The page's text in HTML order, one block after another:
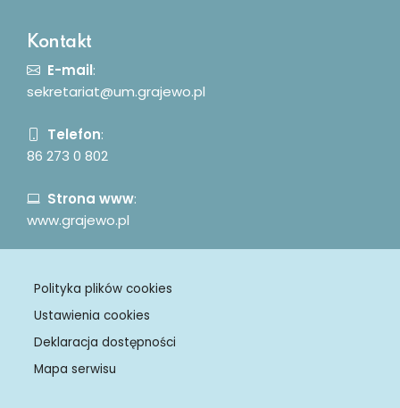
Kontakt
E-mail:
sekretariat@um.grajewo.pl
Telefon:
86 273 0 802
Strona www:
www.grajewo.pl
Polityka plików cookies
Ustawienia cookies
Deklaracja dostępności
Mapa serwisu